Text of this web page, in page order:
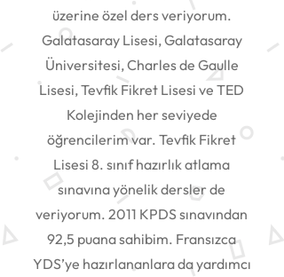
üzerine özel ders veriyorum.
Galatasaray Lisesi, Galatasaray
Üniversitesi, Charles de Gaulle
Lisesi, Tevfik Fikret Lisesi ve TED
Kolejinden her seviyede
öğrencilerim var. Tevfik Fikret
Lisesi 8. sınıf hazırlık atlama
sınavına yönelik dersler de
veriyorum. 2011 KPDS sınavından
92,5 puana sahibim. Fransızca
YDS’ye hazırlananlara da yardımcı